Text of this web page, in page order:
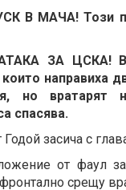
В МАЧА! Този
ЗА ЦСКА! В
направиха
но вратарят
спасява.
засича с
от фаул
срещу